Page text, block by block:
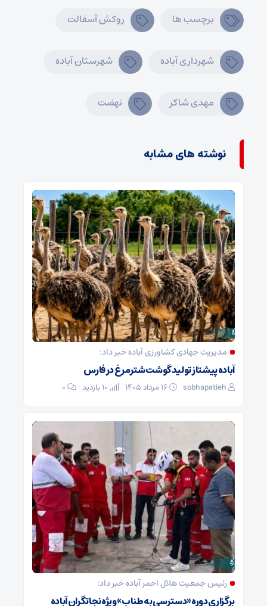
برچسب ها روکش آسفالت
شهرداری آباده شهرستان آباده
مهدی شاکر نهضت
نوشته های مشابه
مدیریت جهادی کشاورزی آباده خبر داد:
آباده پیشتاز تولید گوشت شترمرغ در فارس
sobhapatieh ۰
رئیس جمعیت هلال احمر آباده خبر داد:
برگزاری دوره «دسترسی به طناب» ویژه نجاتگران آباده